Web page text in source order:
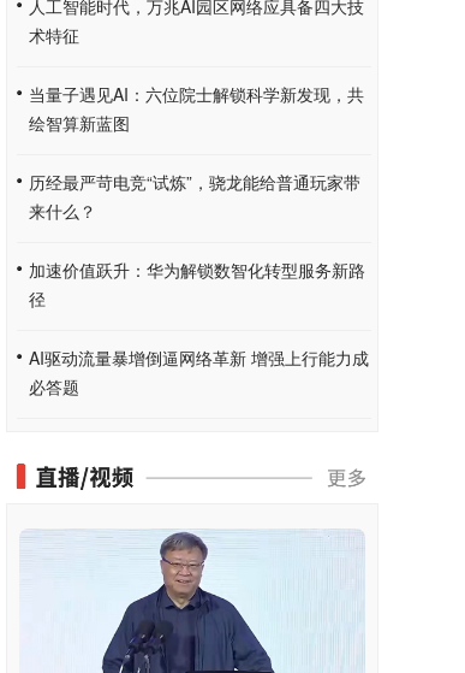
人工智能时代，万兆AI园区网络应具备四大技
术特征
当量子遇见AI：六位院士解锁科学新发现，共
绘智算新蓝图
历经最严苛电竞“试炼”，骁龙能给普通玩家带
来什么？
加速价值跃升：华为解锁数智化转型服务新路
径
AI驱动流量暴增倒逼网络革新 增强上行能力成
必答题